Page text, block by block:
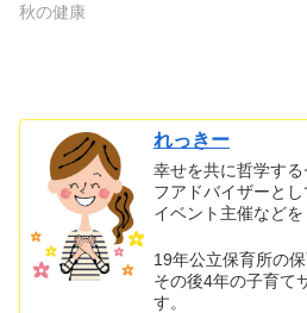
秋の健康
れっきー
幸せを共に哲学す
フアドバイザーとし
イベント主催などを
19年公立保育所の
その後4年の子育て
す。